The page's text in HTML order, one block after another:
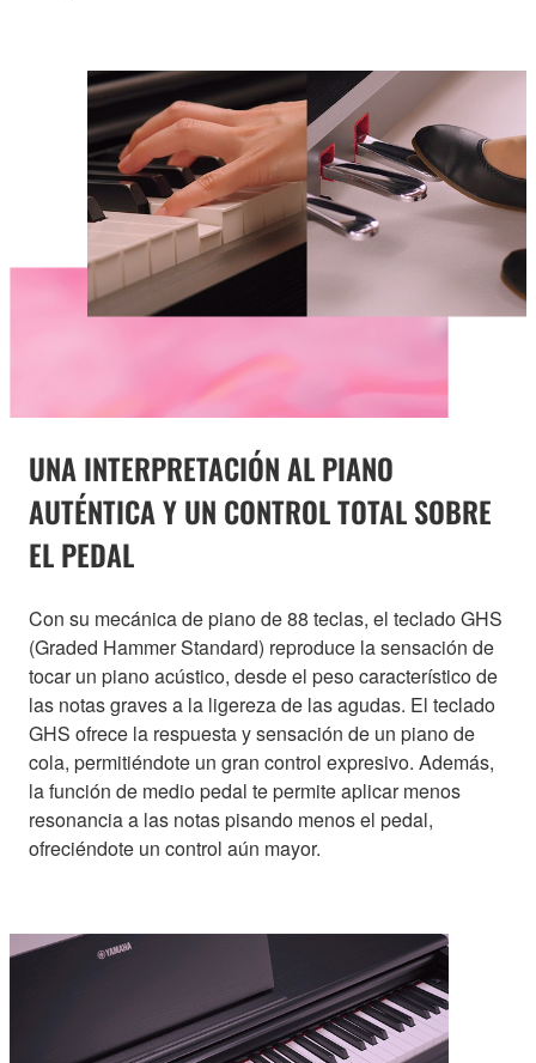
UNA INTERPRETACIÓN AL PIANO
AUTÉNTICA Y UN CONTROL TOTAL SOBRE
EL PEDAL
Con su mecánica de piano de 88 teclas, el teclado GHS
(Graded Hammer Standard) reproduce la sensación de
tocar un piano acústico, desde el peso característico de
las notas graves a la ligereza de las agudas. El teclado
GHS ofrece la respuesta y sensación de un piano de
cola, permitiéndote un gran control expresivo. Además,
la función de medio pedal te permite aplicar menos
resonancia a las notas pisando menos el pedal,
ofreciéndote un control aún mayor.